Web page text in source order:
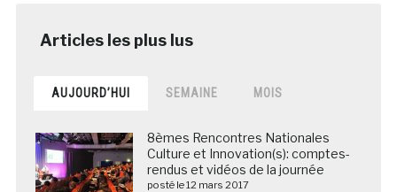
AUJOURD’HUI SEMAINE MOIS
8èmes Rencontres Nationales
Culture et Innovation(s): comptes-
rendus et vidéos de la journée
posté le 12 mars 2017